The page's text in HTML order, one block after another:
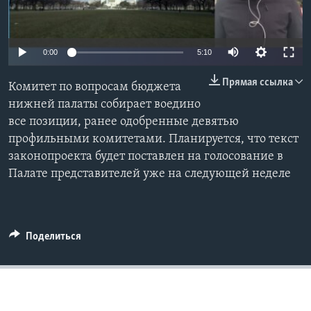
Learning English
Языки
0:00 5:10
Прямая ссылка
Комитет по вопросам бюджета
нижней палаты собирает воедино
все позиции, ранее одобренные девятью
профильными комитетами. Планируется, что текст
законопроекта будет поставлен на голосование в
Палате представителей уже на следующей неделе
Поделиться